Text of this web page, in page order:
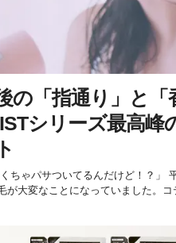
の「指通り」と「
シリーズ最高峰
ちゃパサついてるんだけど！？」
が大変なことになっていました。コ